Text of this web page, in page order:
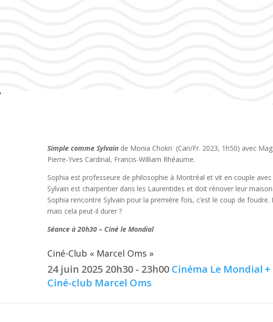
Simple comme Sylvain de Monia Chokri (Can/Fr. 2023, 1h50) avec
Pierre-Yves Cardinal, Francis-William Rhéaume.
Sophia est professeure de philosophie à Montréal et vit en couple avec
Sylvain est charpentier dans les Laurentides et doit rénover leur
Sophia rencontre Sylvain pour la première fois, c’est le coup de foudre.
mais cela peut-il durer ?
Séance à 20h30 – Ciné le Mondial
Ciné-Club « Marcel Oms »
24 juin 2025 20h30 - 23h00 Cinéma Le Mondial
Ciné-club Marcel Oms